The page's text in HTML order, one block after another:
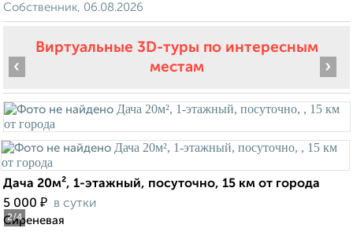
Собственник, 06.08.2026
Виртуальные 3D-туры по интересным
местам
2/4
‹ ›
Дача 20м², 1-этажный, посуточно, 15 км от города
5 000 ₽ в сутки
Сиреневая